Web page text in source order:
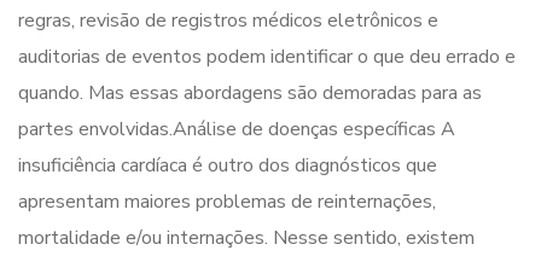
regras, revisão de registros médicos eletrônicos e
auditorias de eventos podem identificar o que deu errado e
quando. Mas essas abordagens são demoradas para as
partes envolvidas.Análise de doenças específicas A
insuficiência cardíaca é outro dos diagnósticos que
apresentam maiores problemas de reinternações,
mortalidade e/ou internações. Nesse sentido, existem